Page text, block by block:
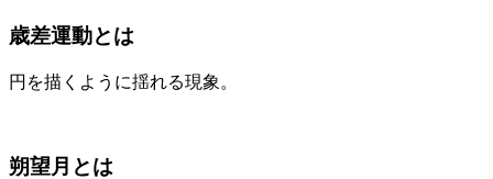
歳差運動とは
円を描くように揺れる現象。
朔望月とは